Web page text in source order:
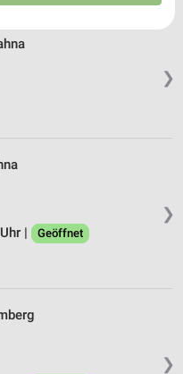
❯
❯
|
Geöffnet
❯
Auswahl von